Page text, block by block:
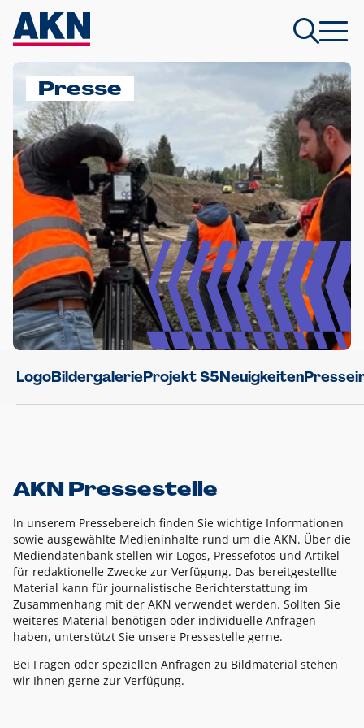
Presse
LogoBildergalerieProjekt S5Neuigkeiten
AKN Pressestelle
In unserem Pressebereich finden Sie wichtige Informationen
sowie ausgewählte Medieninhalte rund um die AKN. Über die
Mediendatenbank stellen wir Logos, Pressefotos und Artikel
für redaktionelle Zwecke zur Verfügung. Das bereitgestellte
Material kann für journalistische Berichterstattung im
Zusammenhang mit der AKN verwendet werden. Sollten Sie
weiteres Material benötigen oder individuelle Anfragen
haben, unterstützt Sie unsere Pressestelle gerne.
Bei Fragen oder speziellen Anfragen zu Bildmaterial stehen
wir Ihnen gerne zur Verfügung.